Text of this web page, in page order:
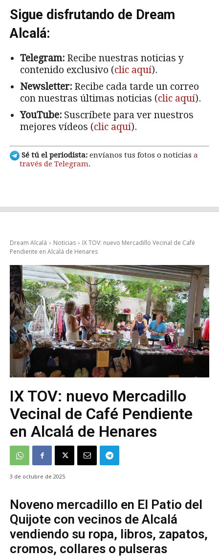
Sigue disfrutando de Dream
Alcalá:
Telegram: Recibe nuestras noticias y
contenido exclusivo (clic aquí).
Newsletter: Recibe cada tarde un correo
con nuestras últimas noticias (clic aquí).
YouTube: Suscríbete para ver nuestros
mejores vídeos (clic aquí).
Sé tú el periodista: envíanos tus fotos o noticias a
través de Telegram.